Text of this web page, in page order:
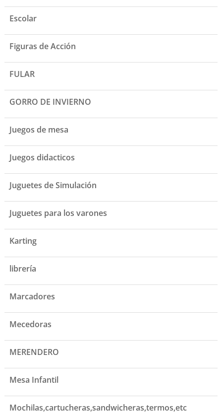
Escolar
Figuras de Acción
FULAR
GORRO DE INVIERNO
Juegos de mesa
Juegos didacticos
Juguetes de Simulación
Juguetes para los varones
Karting
librería
Marcadores
Mecedoras
MERENDERO
Mesa Infantil
Mochilas,cartucheras,sandwicheras,termos,etc